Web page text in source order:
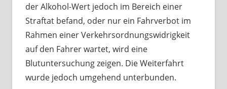
der Alkohol-Wert jedoch im Bereich einer
Straftat befand, oder nur ein Fahrverbot im
Rahmen einer Verkehrsordnungswidrigkeit
auf den Fahrer wartet, wird eine
Blutuntersuchung zeigen. Die Weiterfahrt
wurde jedoch umgehend unterbunden.